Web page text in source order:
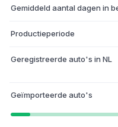
Gemiddeld aantal dagen in
Productieperiode
Geregistreerde auto's in NL
Geïmporteerde auto's